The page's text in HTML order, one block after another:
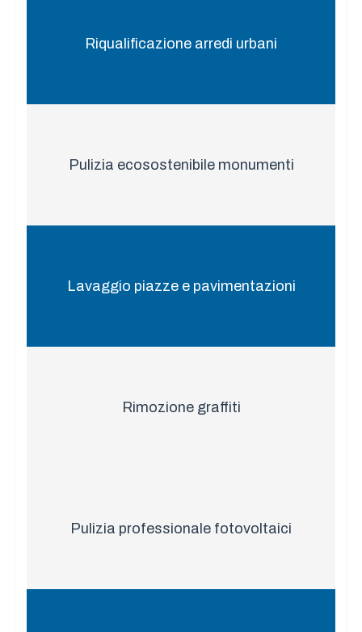
Riqualificazione arredi urbani
Pulizia ecosostenibile monumenti
Lavaggio piazze e pavimentazioni
Rimozione graffiti
Pulizia professionale fotovoltaici